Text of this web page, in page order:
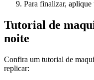
Para finalizar,
Tutorial de
noite
Confira um tutorial de
replicar: